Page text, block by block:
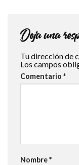
Deja una
Tu dirección de
Los campos
Comentario *
Nombre*